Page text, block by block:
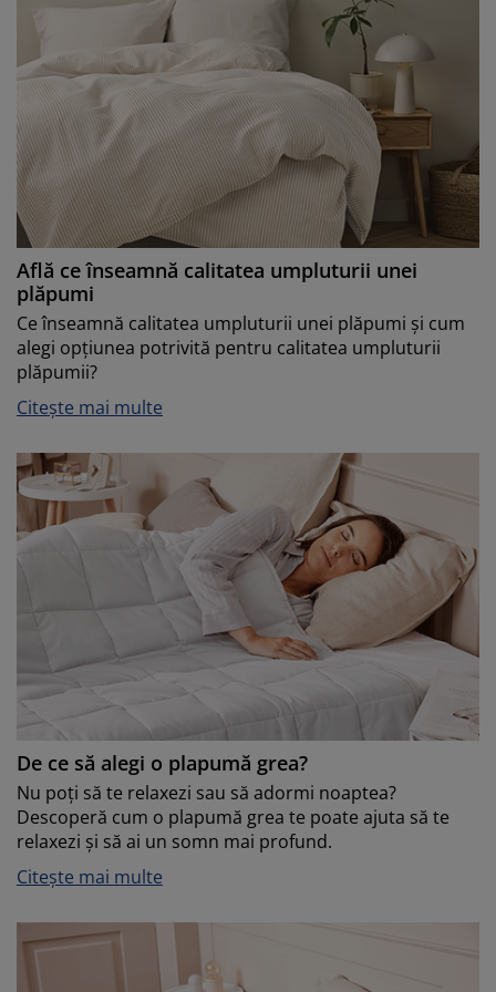
Află ce înseamnă calitatea umpluturii unei
plăpumi
Ce înseamnă calitatea umpluturii unei plăpumi și cum
alegi opțiunea potrivită pentru calitatea umpluturii
plăpumii?
Citește mai multe
De ce să alegi o plapumă grea?
Nu poți să te relaxezi sau să adormi noaptea?
Descoperă cum o plapumă grea te poate ajuta să te
relaxezi și să ai un somn mai profund.
Citește mai multe